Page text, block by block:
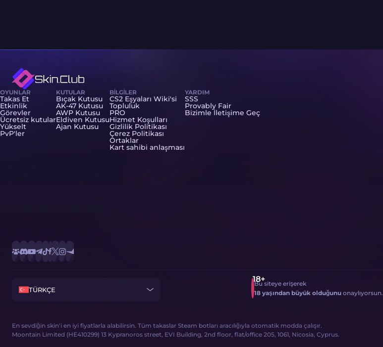
En sevdiğin skin'i en iyi fiyatlarla alabilirsin. Tüm takaslar Steam botları aracılığıyla otomatik modda çalışır.
Moontain Limited (HE410299) 13 Kypranoros street, EVI Building, 2nd floor, flat/office 205, 1061, Nicosia, Cyprus.
TÜRKÇE
OYUNLAR
Takas Et
Etkinlik
Görevler
Ücretsiz kutular
Yükselt
PvP'ler
KUTULAR
Bıçak Kutusu
AK-47 Kutusu
AWP Kutusu
Eldiven Kutusu
Ajan Kutusu
BILGILER
CS2 Eşyaları Wiki'si
Topluluk
PRO
Hizmet Koşulları
Gizlilik Politikası
Çerez Politikası
Ortaklar
Kart sahibi anlaşması
YARDIM
SSS
Provably Fair
Bizimle İletişime Geç
Bu siteye erişerek
18 yaşından büyük olduğunuonaylıyorsun.